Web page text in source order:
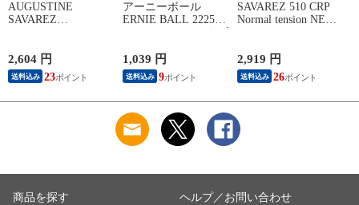
AUGUSTINE
SAVAREZ
2,604 円
送料込み 23
アーニーボール
ERNIE BALL 2225
1,039 円
送料込み 9
SAVAREZ 510 CRP
Normal tension NEW
クギター弦
2,919 円
送料込み 26
商品を探す ヘルプ／お問い合わせ